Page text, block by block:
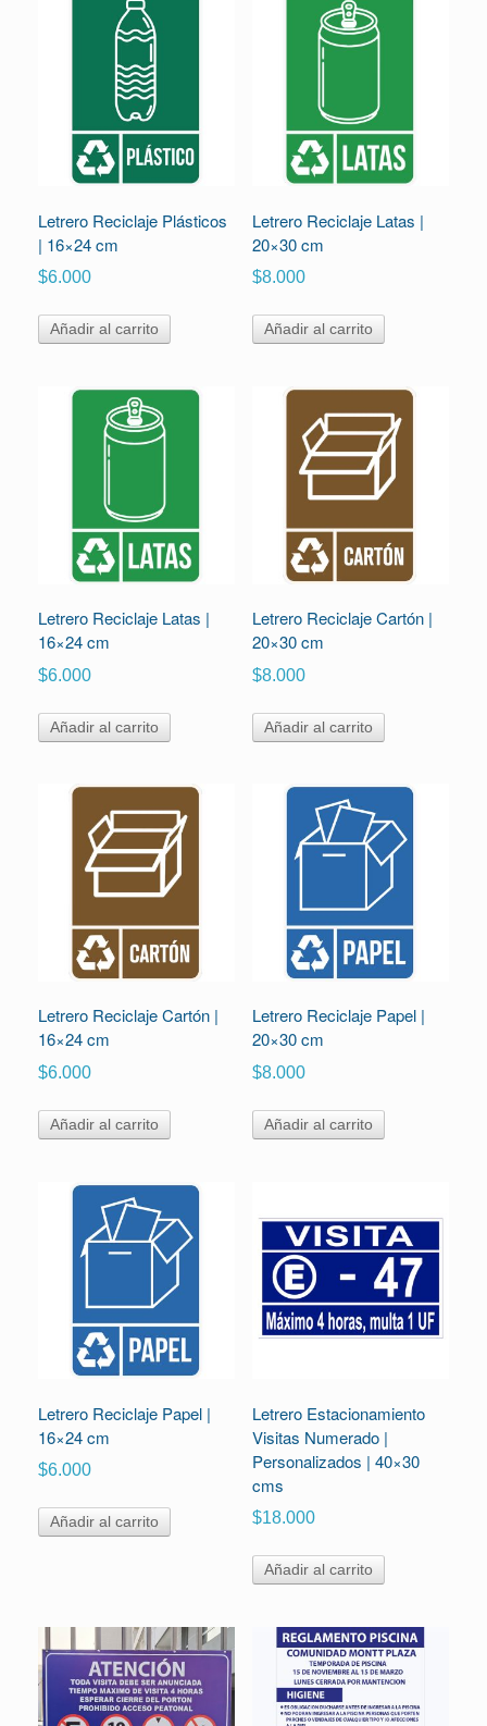
Letrero Reciclaje Plásticos
| 16×24 cm
$6.000
Añadir al carrito
Letrero Reciclaje Latas |
20×30 cm
$8.000
Añadir al carrito
Letrero Reciclaje Latas |
16×24 cm
$6.000
Añadir al carrito
Letrero Reciclaje Cartón |
20×30 cm
$8.000
Añadir al carrito
Letrero Reciclaje Cartón |
16×24 cm
$6.000
Añadir al carrito
Letrero Reciclaje Papel |
20×30 cm
$8.000
Añadir al carrito
Letrero Reciclaje Papel |
16×24 cm
$6.000
Añadir al carrito
Letrero Estacionamiento
Visitas Numerado |
Personalizados | 40×30
cms
$18.000
Añadir al carrito